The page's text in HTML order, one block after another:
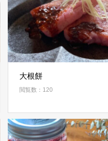
大根餅
閲覧数：120